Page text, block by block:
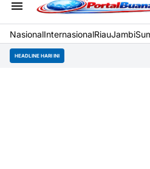
NasionalInternasionalRiauJambi
HEADLINE HARI INI